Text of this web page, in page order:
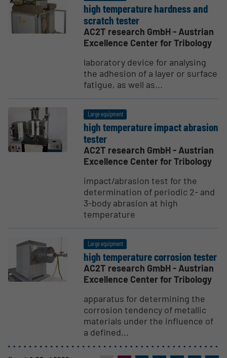
high temper­ature hardness and
scratch tester
AC2T research GmbH - Austrian
Excellence Center for Tribology
laboratory device for analysing
the adhesion of a layer or surface
fatigue, as well as...
Large equipment
high temper­ature impact abrasion
tester
AC2T research GmbH - Austrian
Excellence Center for Tribology
impact/abrasion test for the
determination of periodic 2- and
3-body abrasion at high
temperature
Large equipment
high temper­ature corrosion tester
AC2T research GmbH - Austrian
Excellence Center for Tribology
apparatus for determining the
corrosion tendency of metallic
materials under the influence of
a defined...